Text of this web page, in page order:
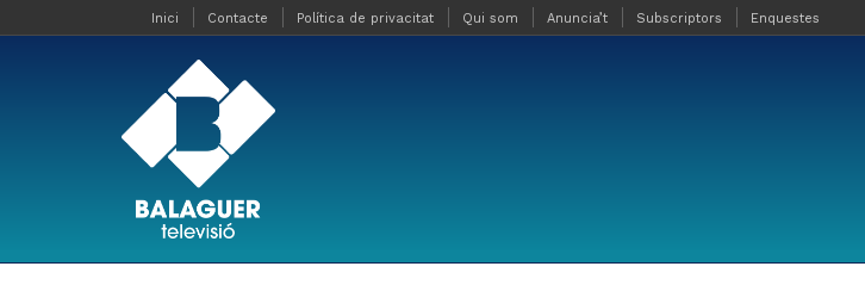
Inici Contacte Política de privacitat Qui som Anuncia’t Subscriptors Enquestes